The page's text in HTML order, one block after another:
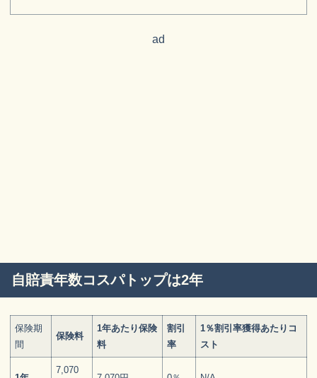
ad
自賠責年数コスパトップは2年
保険期
間
保険料
1年あたり保険
料
割引
率
1％割引率獲得あたりコ
スト
7,070